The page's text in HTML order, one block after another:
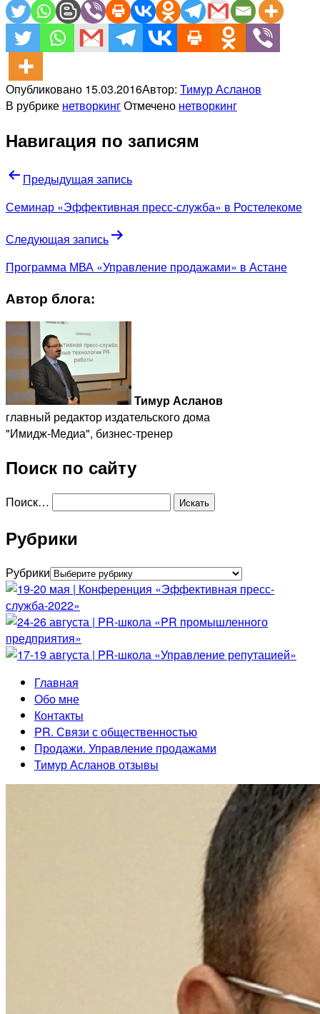
Опубликовано 15.03.2016Автор: Тимур Асланов
В рубрике нетворкингОтмечено нетворкинг
Навигация по записям
Предыдущая запись
Семинар «Эффективная пресс-служба» в Ростелекоме
Следующая запись
Программа МВА «Управление продажами» в Астане
Автор блога:
Тимур Асланов
главный редактор издательского дома
"Имидж-Медиа", бизнес-тренер
Поиск по сайту
Поиск…
Рубрики
Рубрики
Главная
Обо мне
Контакты
PR. Связи с общественностью
Продажи. Управление продажами
Тимур Асланов отзывы